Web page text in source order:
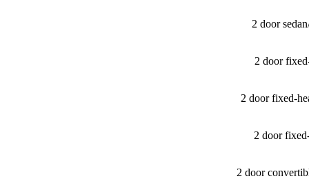
2 door
2 door
2 door fixed-
2 door
2 door